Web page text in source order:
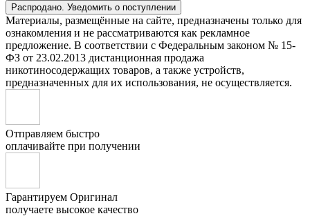
Распродано. Уведомить о поступлении
Материалы, размещённые на сайте, предназначены только для
ознакомления и не рассматриваются как рекламное
предложение. В соответствии с Федеральным законом № 15-
ФЗ от 23.02.2013 дистанционная продажа
никотиносодержащих товаров, а также устройств,
предназначенных для их использования, не осуществляется.
Отправляем быстро
оплачивайте при получении
Гарантируем Оригинал
получаете высокое качество